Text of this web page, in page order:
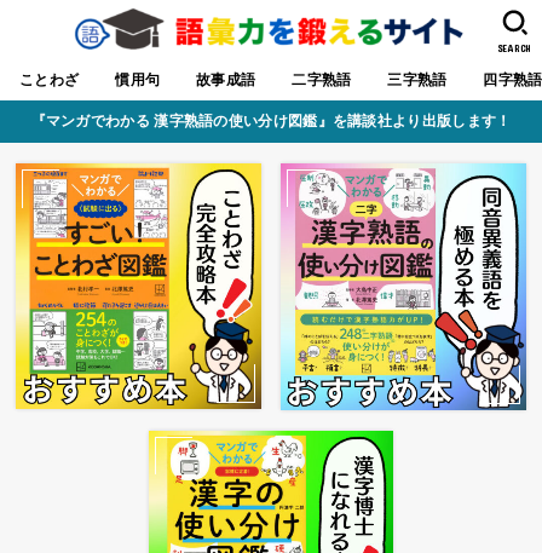
ことわざ 慣用句 故事成語 二字熟語 三字熟語 四字熟語
SEARCH
『マンガでわかる 漢字熟語の使い分け図鑑』を講談社より出版します！